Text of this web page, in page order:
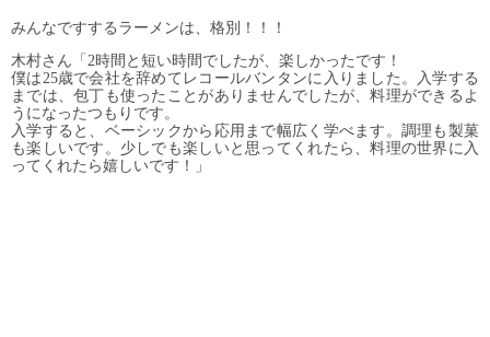
みんなですするラーメンは、格別！！！
木村さん「2時間と短い時間でしたが、楽しかったです！
僕は25歳で会社を辞めてレコールバンタンに入りました。入学する
までは、包丁も使ったことがありませんでしたが、料理ができるよ
うになったつもりです。
入学すると、ベーシックから応用まで幅広く学べます。調理も製菓
も楽しいです。少しでも楽しいと思ってくれたら、料理の世界に入
ってくれたら嬉しいです！」